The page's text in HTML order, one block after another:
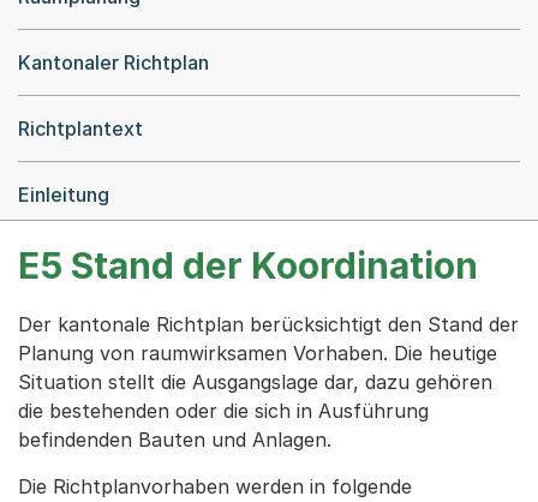
Kantonaler Richtplan
Richtplantext
Einleitung
E5 Stand der Koordination
Der kantonale Richtplan berücksichtigt den Stand der
Planung von raumwirksamen Vorhaben. Die heutige
Situation stellt die Ausgangslage dar, dazu gehören
die bestehenden oder die sich in Ausführung
befindenden Bauten und Anlagen.
Die Richtplanvorhaben werden in folgende